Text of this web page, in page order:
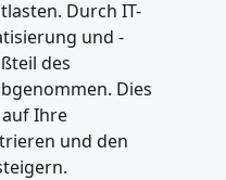
Durch IT-
und -
des
Dies
Ihre
und den